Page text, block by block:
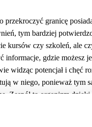
przekroczyć granicę
tym bardziej
kursów czy szkoleń, ale
informacje, gdzie możesz
widząc potencjał i chęć
w niego, ponieważ tym
Zespół to organizm